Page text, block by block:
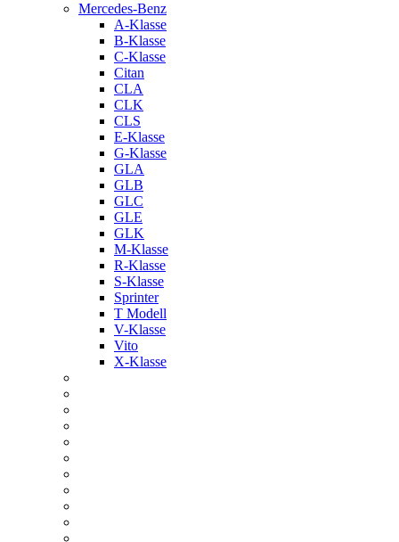
Mercedes-Benz
A-Klasse
B-Klasse
C-Klasse
Citan
CLA
CLK
CLS
E-Klasse
G-Klasse
GLA
GLB
GLC
GLE
GLK
M-Klasse
R-Klasse
S-Klasse
Sprinter
T Modell
V-Klasse
Vito
X-Klasse